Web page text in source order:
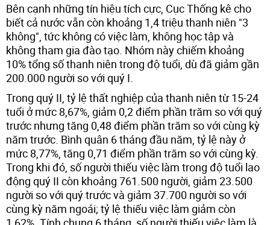
Bên cạnh những tín hiệu tích cực, Cục Thống kê cho
biết cả nước vẫn còn khoảng 1,4 triệu thanh niên "3
không", tức không có việc làm, không học tập và
không tham gia đào tạo. Nhóm này chiếm khoảng
10% tổng số thanh niên trong độ tuổi, dù đã giảm gần
200.000 người so với quý I.
Trong quý II, tỷ lệ thất nghiệp của thanh niên từ 15-24
tuổi ở mức 8,67%, giảm 0,2 điểm phần trăm so với quý
trước nhưng tăng 0,48 điểm phần trăm so với cùng kỳ
năm trước. Bình quân 6 tháng đầu năm, tỷ lệ này ở
mức 8,77%, tăng 0,71 điểm phần trăm so với cùng kỳ.
Trong khi đó, số người thiếu việc làm trong độ tuổi lao
động quý II còn khoảng 761.500 người, giảm 23.500
người so với quý trước và giảm 37.700 người so với
cùng kỳ năm ngoái; tỷ lệ thiếu việc làm giảm còn